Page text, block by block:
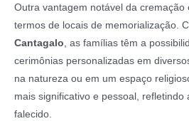
Outra vantagem notável da cremação
termos de locais de memorialização.
Cantagalo, as famílias têm a
cerimônias personalizadas em
na natureza ou em um espaço
mais significativo e pessoal, refletindo
falecido.